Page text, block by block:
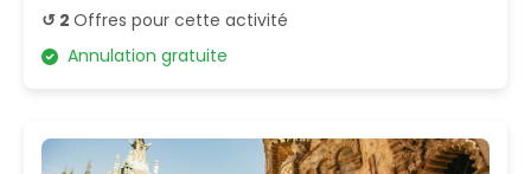
↺ 2 Offres pour cette activité
Annulation gratuite